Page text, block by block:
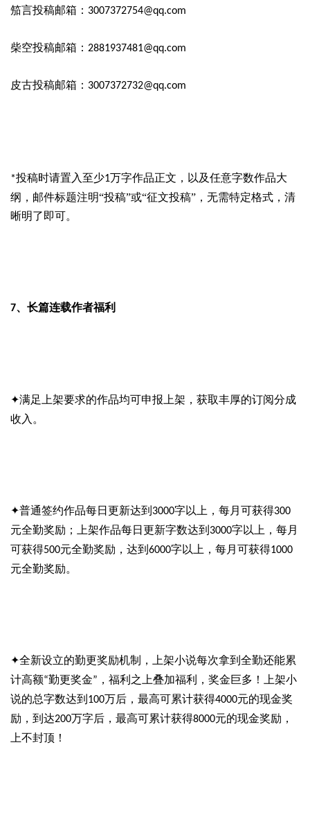
笳言投稿邮箱： 3007372754@qq.com
柴空投稿邮箱： 2881937481@qq.com
皮古投稿邮箱： 3007372732@qq.com
*投稿时请置入至少1万字作品正文，以及任意字数作品大
纲，邮件标题注明“投稿”或“征文投稿”，无需特定格式，清
晰明了即可。
7、 长篇连载作者福利
✦满足上架要求的作品均可申报 上架， 获取丰厚的订阅分成
收入 。
✦普通签约作品每日更新达到 3000字以上，每月可获得300
元全勤奖励；上架作品每日更新字数达到 3000字以上，每月
可获得500元全勤奖励，达到 6000字以上，每月可获得1000
元全勤奖励。
✦全新设立的勤更奖励机制，上架小说每次拿到全勤还能累
计高额“勤更奖金” ，福利之上叠加福利，奖金巨多！上架小
说的总字数达到 100万后，最高可累计获得4000元的现金奖
励，到达200万字后，最高可累计获得8000元的现金奖励，
上不封顶！